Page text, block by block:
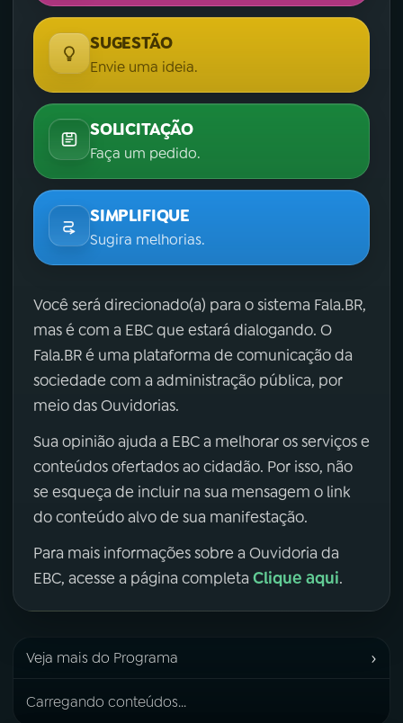
SUGESTÃO
Envie uma ideia.
SOLICITAÇÃO
Faça um pedido.
SIMPLIFIQUE
Sugira melhorias.
Você será direcionado(a) para o sistema Fala.BR,
mas é com a EBC que estará dialogando. O
Fala.BR é uma plataforma de comunicação da
sociedade com a administração pública, por
meio das Ouvidorias.
Sua opinião ajuda a EBC a melhorar os serviços e
conteúdos ofertados ao cidadão. Por isso, não
se esqueça de incluir na sua mensagem o link
do conteúdo alvo de sua manifestação.
Para mais informações sobre a Ouvidoria da
EBC, acesse a página completa Clique aqui.
Veja mais do Programa ›
Carregando conteúdos...